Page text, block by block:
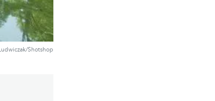
Shotshop